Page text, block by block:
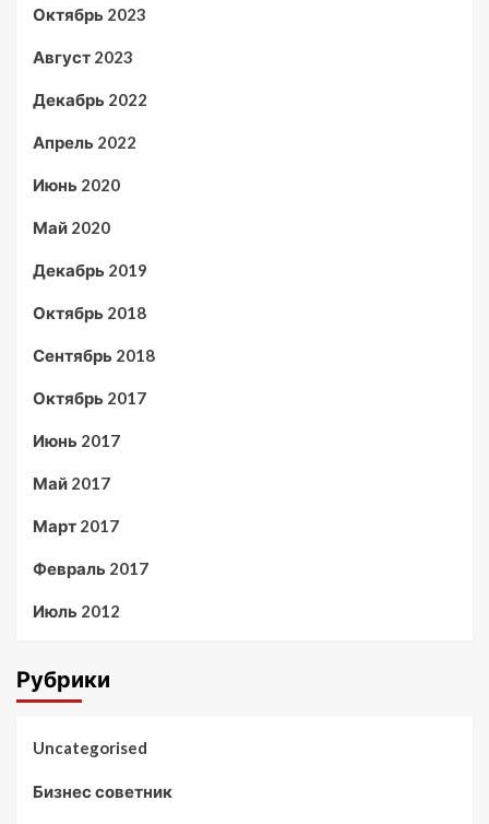
Октябрь 2023
Август 2023
Декабрь 2022
Апрель 2022
Июнь 2020
Май 2020
Декабрь 2019
Октябрь 2018
Сентябрь 2018
Октябрь 2017
Июнь 2017
Май 2017
Март 2017
Февраль 2017
Июль 2012
Рубрики
Uncategorised
Бизнес советник